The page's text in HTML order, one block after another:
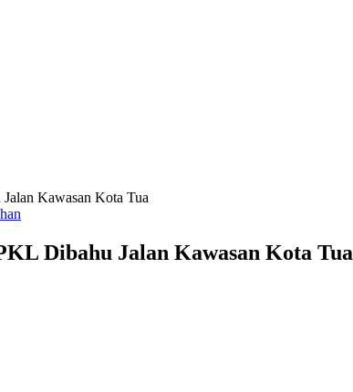
Kawasan Kota Tua
Dibahu Jalan Kawasan Kota Tua